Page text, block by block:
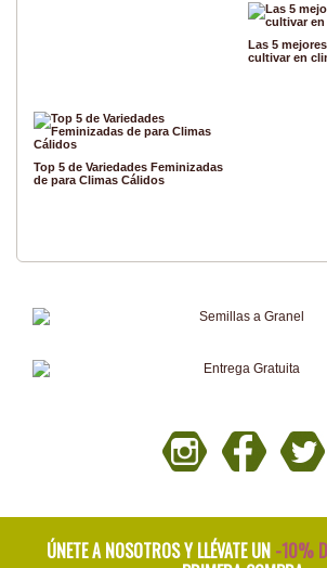
Las 5
cultivar en
Top 5 de Variedades Feminizadas
de para Climas Cálidos
ÚNETE A NOSOTROS Y LLÉVATE UN -10%